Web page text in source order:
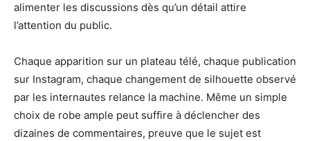
alimenter les discussions dès qu’un détail attire
l’attention du public.
Chaque apparition sur un plateau télé, chaque publication
sur Instagram, chaque changement de silhouette observé
par les internautes relance la machine. Même un simple
choix de robe ample peut suffire à déclencher des
dizaines de commentaires, preuve que le sujet est